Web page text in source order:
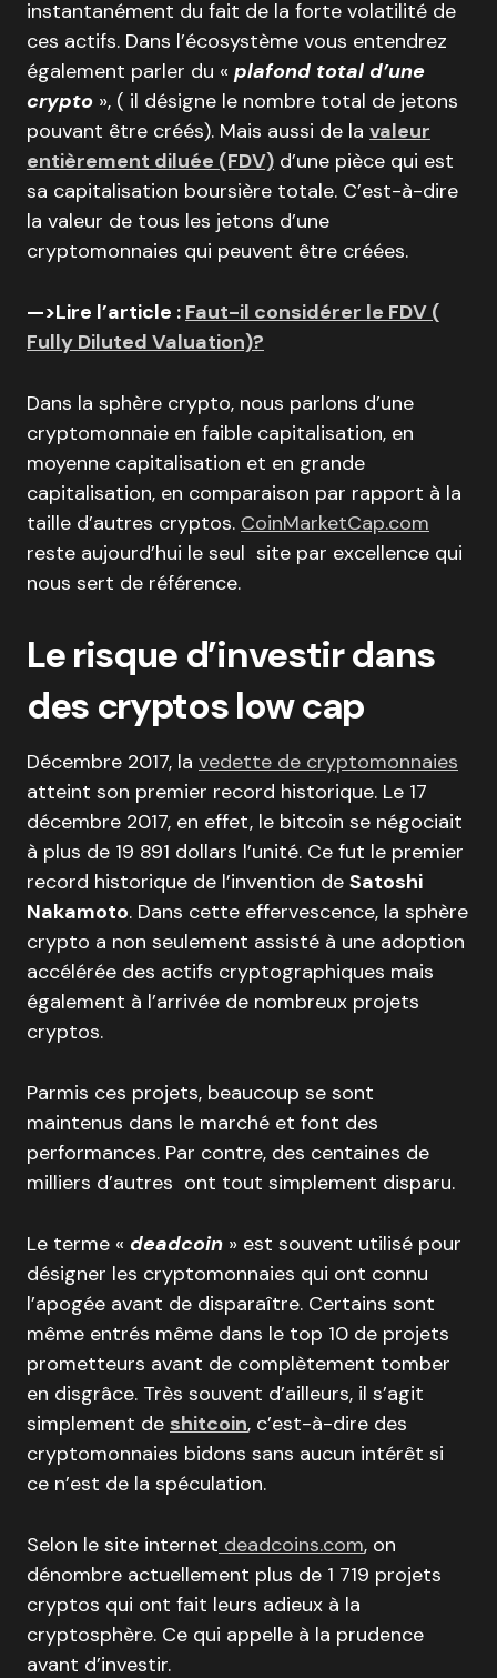
instantanément du fait de la forte volatilité de
ces actifs. Dans l’écosystème vous entendrez
également parler du « plafond total d’une
crypto », ( il désigne le nombre total de jetons
pouvant être créés). Mais aussi de la valeur
entièrement diluée (FDV) d’une pièce qui est
sa capitalisation boursière totale. C’est-à-dire
la valeur de tous les jetons d’une
cryptomonnaies qui peuvent être créées.
—>Lire l’article : Faut-il considérer le FDV (
Fully Diluted Valuation)?
Dans la sphère crypto, nous parlons d’une
cryptomonnaie en faible capitalisation, en
moyenne capitalisation et en grande
capitalisation, en comparaison par rapport à la
taille d’autres cryptos. CoinMarketCap.com
reste aujourd’hui le seul site par excellence qui
nous sert de référence.
Le risque d’investir dans
des cryptos low cap
Décembre 2017, la vedette de cryptomonnaies
atteint son premier record historique. Le 17
décembre 2017, en effet, le bitcoin se négociait
à plus de 19 891 dollars l’unité. Ce fut le premier
record historique de l’invention de Satoshi
Nakamoto. Dans cette effervescence, la sphère
crypto a non seulement assisté à une adoption
accélérée des actifs cryptographiques mais
également à l’arrivée de nombreux projets
cryptos.
Parmis ces projets, beaucoup se sont
maintenus dans le marché et font des
performances. Par contre, des centaines de
milliers d’autres ont tout simplement disparu.
Le terme « deadcoin » est souvent utilisé pour
désigner les cryptomonnaies qui ont connu
l’apogée avant de disparaître. Certains sont
même entrés même dans le top 10 de projets
prometteurs avant de complètement tomber
en disgrâce. Très souvent d’ailleurs, il s’agit
simplement de shitcoin, c’est-à-dire des
cryptomonnaies bidons sans aucun intérêt si
ce n’est de la spéculation.
Selon le site internet deadcoins.com, on
dénombre actuellement plus de 1 719 projets
cryptos qui ont fait leurs adieux à la
cryptosphère. Ce qui appelle à la prudence
avant d’investir.